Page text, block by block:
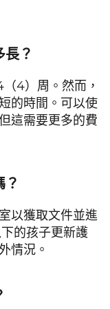
？
4）周。然而，
的時間。可以使
這需要更多的費
？
以獲取文件並進
的孩子更新護
情況。